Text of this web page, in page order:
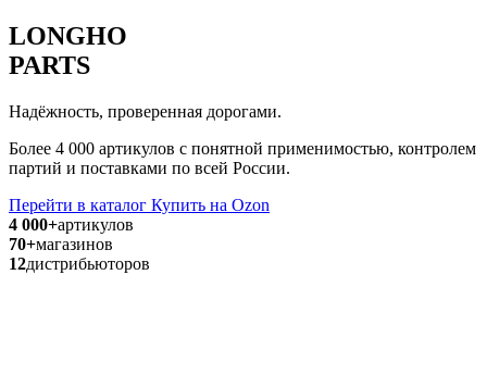
LONGHO
PARTS
Надёжность, проверенная дорогами.
Более 4 000 артикулов с понятной применимостью, контролем
партий и поставками по всей России.
Перейти в каталог Купить на Ozon
4 000+артикулов
70+магазинов
12дистрибьюторов